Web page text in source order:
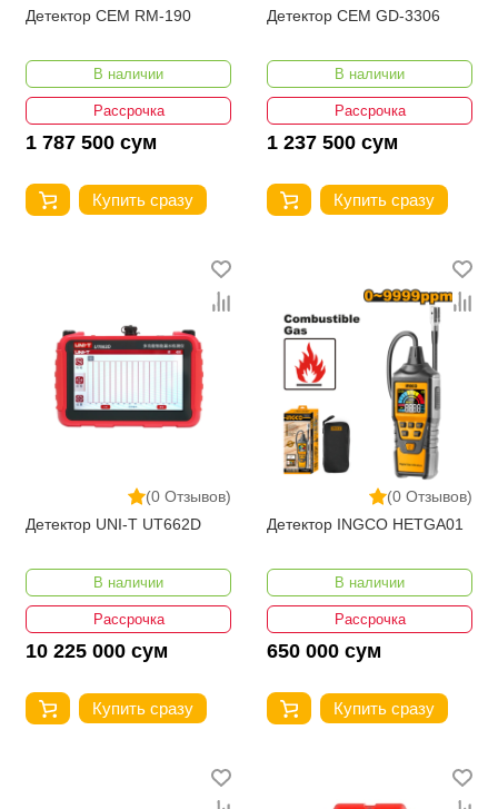
Детектор CEM RM-190
В наличии
Рассрочка
1 787 500 сум
Купить сразу
Детектор CEM GD-3306
В наличии
Рассрочка
1 237 500 сум
Купить сразу
(0 Отзывов)
Детектор UNI-T UT662D
В наличии
Рассрочка
10 225 000 сум
Купить сразу
(0 Отзывов)
Детектор INGCO HETGA01
В наличии
Рассрочка
650 000 сум
Купить сразу